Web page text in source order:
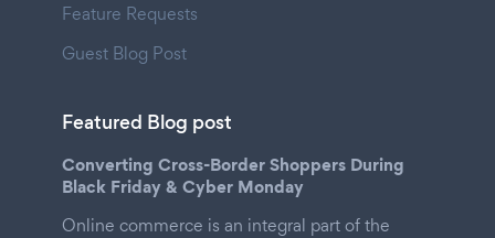
Feature Requests
Guest Blog Post
Featured Blog post
Converting Cross-Border Shoppers During
Black Friday & Cyber Monday
Online commerce is an integral part of the